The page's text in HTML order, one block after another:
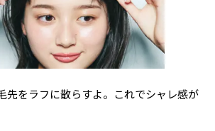
をラフに散らすよ。これでシャレ感が